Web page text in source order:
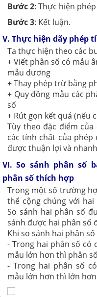
Bước 2: Thực hiện
Bước 3: Kết luận.
V. Thực hiện dãy phép
Ta thực hiện theo các
+ Viết phân số có mẫu
mẫu dương
+ Thay phép trừ bằng
+ Quy đồng mẫu các
số
+ Rút gọn kết quả (nếu
Tùy theo đặc điểm
các tính chất của
được thuận lợi và
VI. So sánh phân số
phân số thích hợp
Trong một số trường
thể cộng chúng với
So sánh hai phân số
sánh được hai phân số
Khi so sánh hai phân
- Trong hai phân số có
mẫu lớn hơn thì phân
- Trong hai phân số
mẫu lớn hơn thì lớn